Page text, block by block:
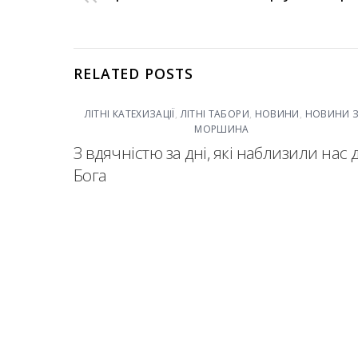
RELATED POSTS
ЛІТНІ КАТЕХИЗАЦІЇ,ЛІТНІ ТАБОРИ, НОВИНИ, НОВИНИ
МОРШИНА
З вдячністю за дні, які наблизили нас
Бога